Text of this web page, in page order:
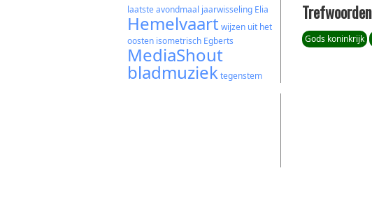
laatste avondmaal jaarwisseling Elia
Hemelvaartwijzen uit het
oosten isometrisch Egberts
MediaShout
bladmuziektegenstem
Trefwoorden
Gods koninkrijk